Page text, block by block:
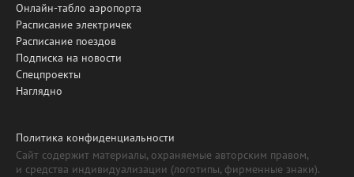
Онлайн-табло аэропорта
Расписание электричек
Расписание поездов
Подписка на новости
Спецпроекты
Наглядно
Политика конфиденциальности
Сайт содержит материалы, охраняемые авторским правом,
и средства индивидуализации (логотипы, фирменные знаки).